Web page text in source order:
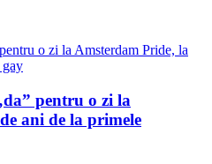
pentru o zi la
ani de la primele